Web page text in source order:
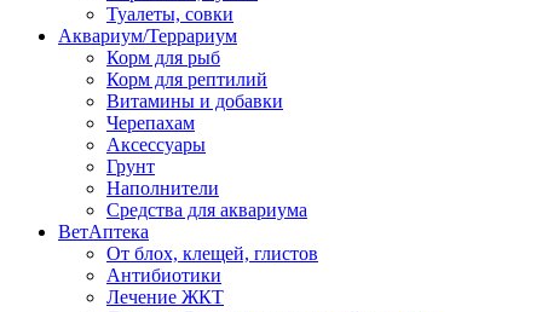
Туалеты, совки
Аквариум/Террариум
Корм для рыб
Корм для рептилий
Витамины и добавки
Черепахам
Аксессуары
Грунт
Наполнители
Средства для аквариума
ВетАптека
От блох, клещей, глистов
Антибиотики
Лечение ЖКТ